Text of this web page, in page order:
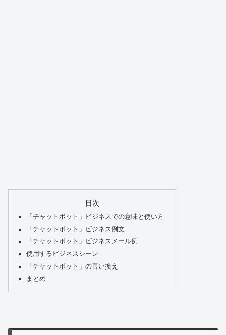
目次
「チャットボット」ビジネスでの意味と使い方
「チャットボット」ビジネス例文
「チャットボット」ビジネスメール例
使用するビジネスシーン
「チャットボット」の言い換え
まとめ